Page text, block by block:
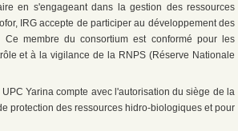
en s'engageant dans la gestion des ressources
IRG accepte de participer au développement des
membre du consortium est conformé pour les
et à la vigilance de la RNPS (Réserve Nationale
Yarina compte avec l'autorisation du siège de la
protection des ressources hidro-biologiques et pour